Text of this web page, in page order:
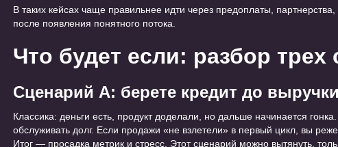
В таких кейсах чаще правильнее идти через предоплаты,
после появления понятного потока.
Что будет если: разбор трех
Сценарий А: берете кредит до выручки
Классика: деньги есть, продукт доделали, но дальше начинается
обслуживать долг. Если продажи «не взлетели» в первый цикл, вы
Итог — просадка метрик и стресс. Этот сценарий можно вытянуть,